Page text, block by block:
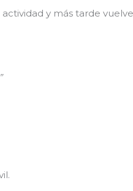
actividad y más tarde